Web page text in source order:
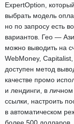
ExpertOption,
выбрать модель
но по запросу есть
вариантов. Гео —
можно выводить на
WebMoney,
доступен метод
качестве промо
и лендинги, в
ссылки, настроить
в автоматическом
более 500 долларов.